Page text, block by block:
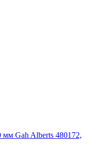
Gah Alberts 480172,